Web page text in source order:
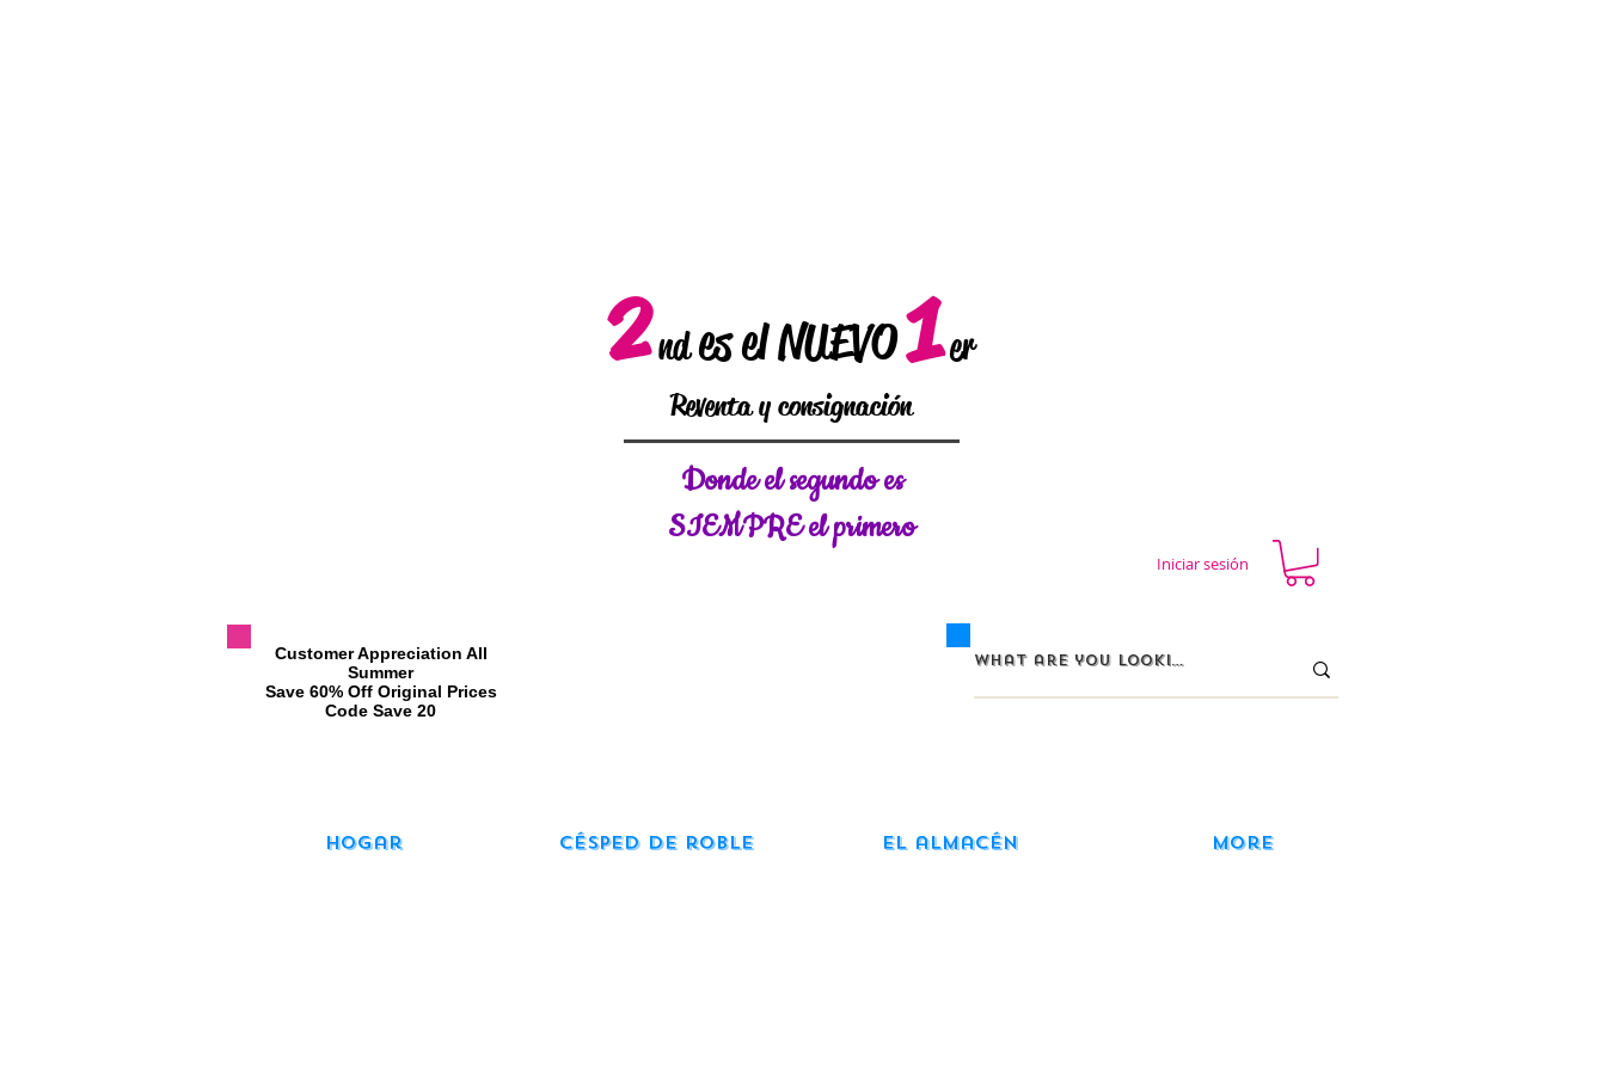
2 nd es el NUEVO1 er
Reventa y consignación
​Customer Appreciation All
Summer
​Save 60% Off Original Prices
​Code Save 20
Donde elsegundo es
SIEMPRE el primero
Iniciar sesión
Hogar Césped de roble El almacén More